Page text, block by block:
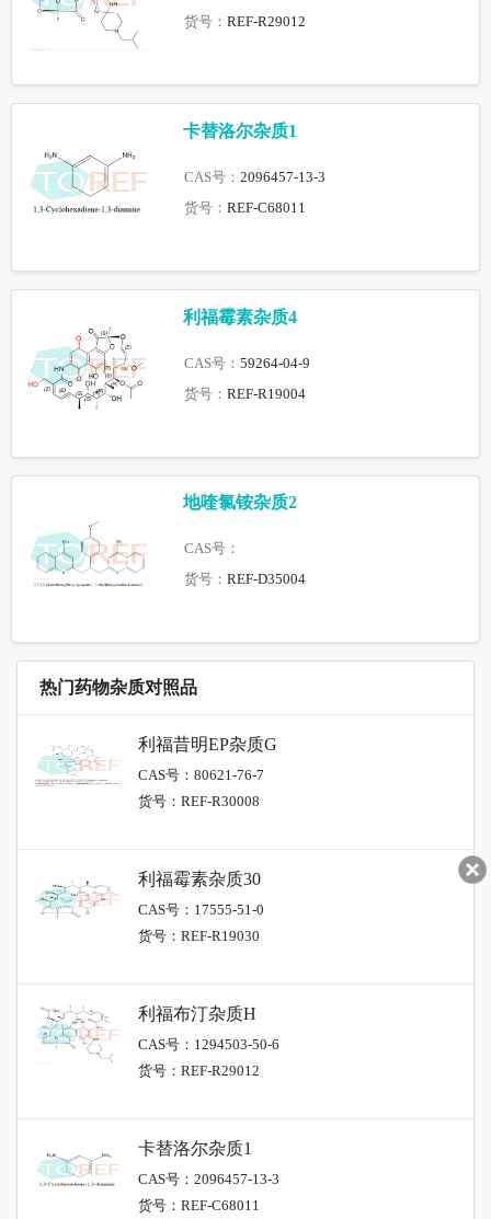
货号：REF-R29012
卡替洛尔杂质1
CAS号：2096457-13-3
货号：REF-C68011
利福霉素杂质4
CAS号：59264-04-9
货号：REF-R19004
地喹氯铵杂质2
CAS号：
货号：REF-D35004
热门药物杂质对照品
利福昔明EP杂质G
CAS号：80621-76-7
货号：REF-R30008
利福霉素杂质30
CAS号：17555-51-0
货号：REF-R19030
利福布汀杂质H
CAS号：1294503-50-6
货号：REF-R29012
卡替洛尔杂质1
CAS号：2096457-13-3
货号：REF-C68011